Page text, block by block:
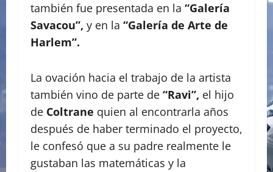
también fue presentada en la “Galería
Savacou”, y en la “Galería de Arte de
Harlem”.
La ovación hacia el trabajo de la artista
también vino de parte de “Ravi”, el hijo
de Coltrane quien al encontrarla años
después de haber terminado el proyecto,
le confesó que a su padre realmente le
gustaban las matemáticas y la